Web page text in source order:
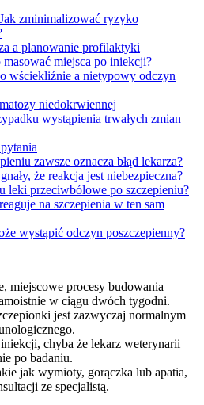
zminimalizować ryzyko
a planowanie profilaktyki
miejsca po iniekcji?
wściekliźnie a nietypowy odczyn
niedokrwiennej
wystąpienia trwałych zmian
zawsze oznacza błąd lekarza?
że reakcja jest niebezpieczna?
leki przeciwbólowe po szczepieniu?
na szczepienia w ten sam
wystąpić odczyn poszczepienny?
miejscowe procesy budowania
w ciągu dwóch tygodni.
jest zazwyczaj normalnym
chyba że lekarz weterynarii
po badaniu.
jak wymioty, gorączka lub apatia,
ze specjalistą.